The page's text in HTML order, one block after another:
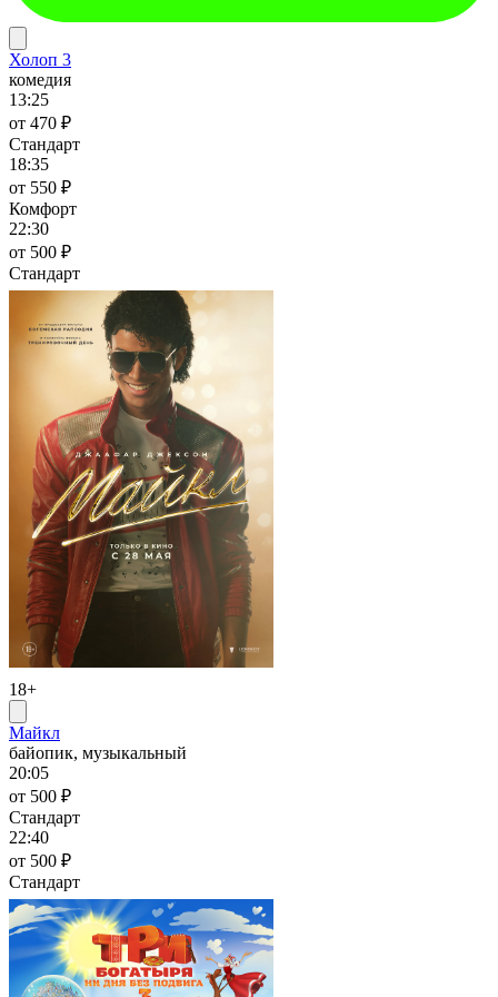
Холоп 3
комедия
13:25
от 470 ₽
Стандарт
18:35
от 550 ₽
Комфорт
22:30
от 500 ₽
Стандарт
18+
Майкл
байопик, музыкальный
20:05
от 500 ₽
Стандарт
22:40
от 500 ₽
Стандарт